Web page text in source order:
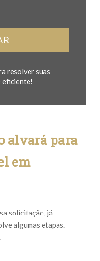
resolver suas
eficiente!
alvará para
em
solicitação, já
algumas etapas.